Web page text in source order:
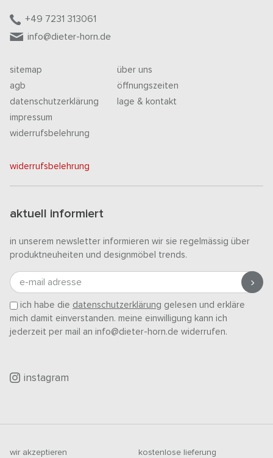
+49 7231 313061
info@dieter-horn.de
sitemap
agb
datenschutzerklärung
impressum
widerrufsbelehrung
über uns
öffnungszeiten
lage & kontakt
widerrufsbelehrung
aktuell informiert
in unserem newsletter informieren wir sie regelmässig über
produktneuheiten und designmöbel trends.
e-mail adresse
ich habe die datenschutzerklärung gelesen und erkläre
mich damit einverstanden. meine einwilligung kann ich
jederzeit per mail an info@dieter-horn.de widerrufen.
instagram
wir akzeptieren kostenlose lieferung